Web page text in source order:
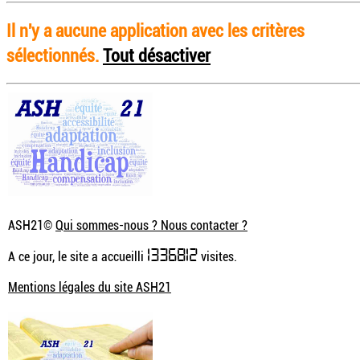
Il n'y a aucune application avec les critères
sélectionnés.Tout désactiver
ASH21©Qui sommes-nous ? Nous contacter ?
A ce jour, le site a accueilli 1336812visites.
Mentions légales du site ASH21